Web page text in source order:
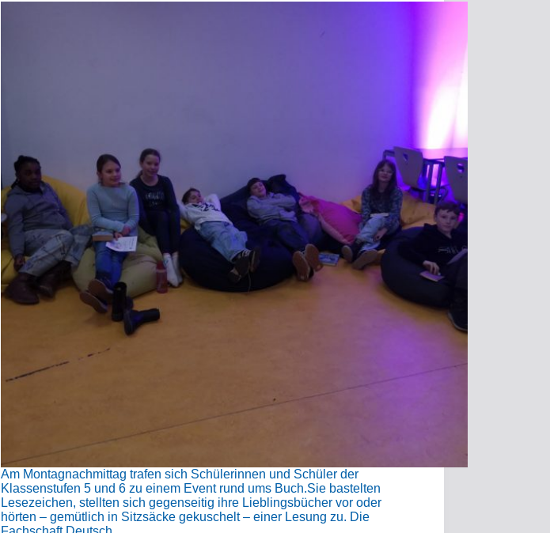
Am Montagnachmittag trafen sich Schülerinnen und Schüler der
Klassenstufen 5 und 6 zu einem Event rund ums Buch.Sie bastelten
Lesezeichen, stellten sich gegenseitig ihre Lieblingsbücher vor oder
hörten – gemütlich in Sitzsäcke gekuschelt – einer Lesung zu. Die